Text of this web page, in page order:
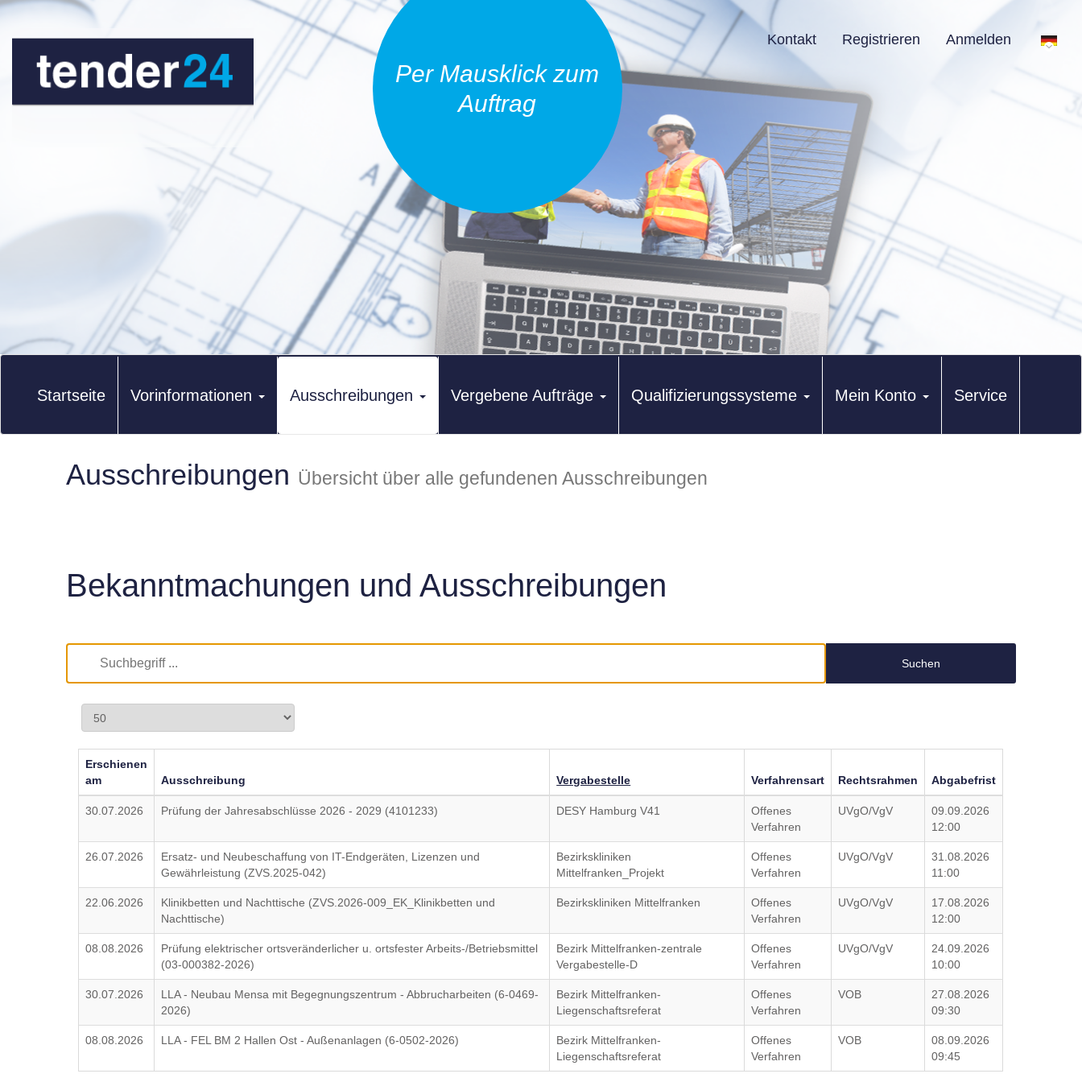
Per Mausklick zum
Auftrag
Kontakt Registrieren Anmelden
Startseite Vorinformationen Ausschreibungen Vergebene Aufträge Qualifizierungssysteme Mein Konto Service
Ausschreibungen Übersicht über alle gefundenen Ausschreibungen
Bekanntmachungen und Ausschreibungen
Suchen
Erschienen
am
Ausschreibung Vergabestelle Verfahrensart Rechtsrahmen Abgabefrist
30.07.2026 Prüfung der Jahresabschlüsse 2026 - 2029 (4101233) DESY Hamburg V41
Offenes
Verfahren
UVgO/VgV
09.09.2026
12:00
26.07.2026
Ersatz- und Neubeschaffung von IT-Endgeräten, Lizenzen und
Gewährleistung (ZVS.2025-042)
Bezirkskliniken
Mittelfranken_Projekt
Offenes
Verfahren
UVgO/VgV
31.08.2026
11:00
22.06.2026
Klinikbetten und Nachttische (ZVS.2026-009_EK_Klinikbetten und
Nachttische)
Bezirkskliniken Mittelfranken
Offenes
Verfahren
UVgO/VgV
17.08.2026
12:00
08.08.2026
Prüfung elektrischer ortsveränderlicher u. ortsfester Arbeits-/Betriebsmittel
(03-000382-2026)
Bezirk Mittelfranken-zentrale
Vergabestelle-D
Offenes
Verfahren
UVgO/VgV
24.09.2026
10:00
30.07.2026
LLA - Neubau Mensa mit Begegnungszentrum - Abbrucharbeiten (6-0469-
2026)
Bezirk Mittelfranken-
Liegenschaftsreferat
Offenes
Verfahren
VOB
27.08.2026
09:30
08.08.2026 LLA - FEL BM 2 Hallen Ost - Außenanlagen (6-0502-2026)
Bezirk Mittelfranken-
Liegenschaftsreferat
Offenes
Verfahren
VOB
08.09.2026
09:45